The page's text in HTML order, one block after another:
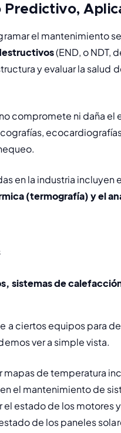
el mantenimiento
(END, o NDT,
y evaluar la salud
compromete ni daña
en la industria incluyen
(termografía) y el
sistemas de
ciertos equipos para
ver a simple vista.
mapas de temperatura
el mantenimiento de
el estado de los
de los paneles